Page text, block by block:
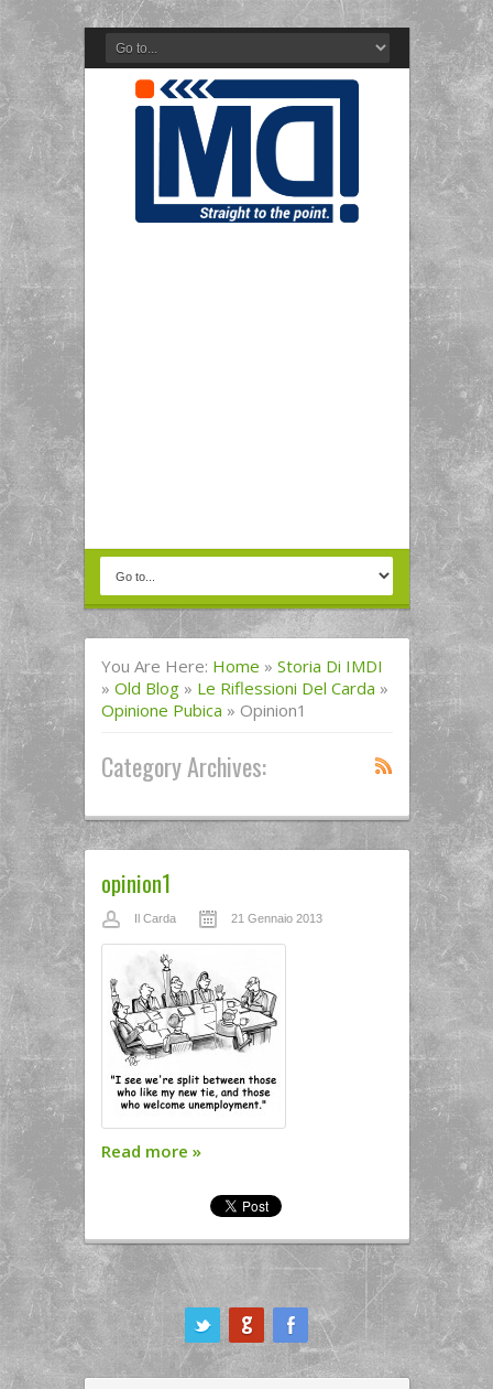
You Are Here: Home » Storia Di IMDI
» Old Blog » Le Riflessioni Del Carda »
Opinione Pubica » Opinion1
Category Archives:
opinion1
Il Carda 21 Gennaio 2013
Read more »